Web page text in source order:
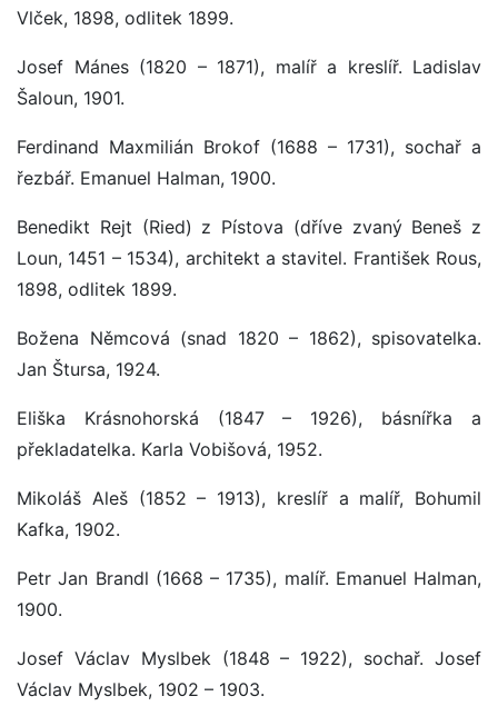
Vlček, 1898, odlitek 1899.
Josef Mánes (1820 – 1871), malíř a kreslíř. Ladislav
Šaloun, 1901.
Ferdinand Maxmilián Brokof (1688 – 1731), sochař a
řezbář. Emanuel Halman, 1900.
Benedikt Rejt (Ried) z Pístova (dříve zvaný Beneš z
Loun, 1451 – 1534), architekt a stavitel. František Rous,
1898, odlitek 1899.
Božena Němcová (snad 1820 – 1862), spisovatelka.
Jan Štursa, 1924.
Eliška Krásnohorská (1847 – 1926), básnířka a
překladatelka. Karla Vobišová, 1952.
Mikoláš Aleš (1852 – 1913), kreslíř a malíř, Bohumil
Kafka, 1902.
Petr Jan Brandl (1668 – 1735), malíř. Emanuel Halman,
1900.
Josef Václav Myslbek (1848 – 1922), sochař. Josef
Václav Myslbek, 1902 – 1903.